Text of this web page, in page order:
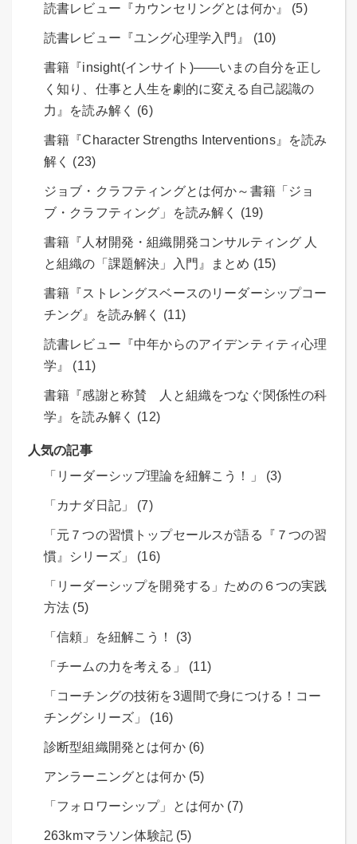
読書レビュー『カウンセリングとは何か』 (5)
読書レビュー『ユング心理学入門』 (10)
書籍『insight(インサイト)――いまの自分を正し
く知り、仕事と人生を劇的に変える自己認識の
力』を読み解く (6)
書籍『Character Strengths Interventions』を読み
解く (23)
ジョブ・クラフティングとは何か～書籍「ジョ
ブ・クラフティング」を読み解く (19)
書籍『人材開発・組織開発コンサルティング 人
と組織の「課題解決」入門』まとめ (15)
書籍『ストレングスベースのリーダーシップコー
チング』を読み解く (11)
読書レビュー『中年からのアイデンティティ心理
学』 (11)
書籍『感謝と称賛 人と組織をつなぐ関係性の科
学』を読み解く (12)
人気の記事
「リーダーシップ理論を紐解こう！」 (3)
「カナダ日記」 (7)
「元７つの習慣トップセールスが語る『７つの習
慣』シリーズ」 (16)
「リーダーシップを開発する」ための６つの実践
方法 (5)
「信頼」を紐解こう！ (3)
「チームの力を考える」 (11)
「コーチングの技術を3週間で身につける！コー
チングシリーズ」 (16)
診断型組織開発とは何か (6)
アンラーニングとは何か (5)
「フォロワーシップ」とは何か (7)
263kmマラソン体験記 (5)